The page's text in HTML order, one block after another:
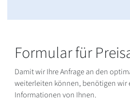
Formular für
Damit wir Ihre Anfrage an den
weiterleiten können, benötigen wir
Informationen von Ihnen.